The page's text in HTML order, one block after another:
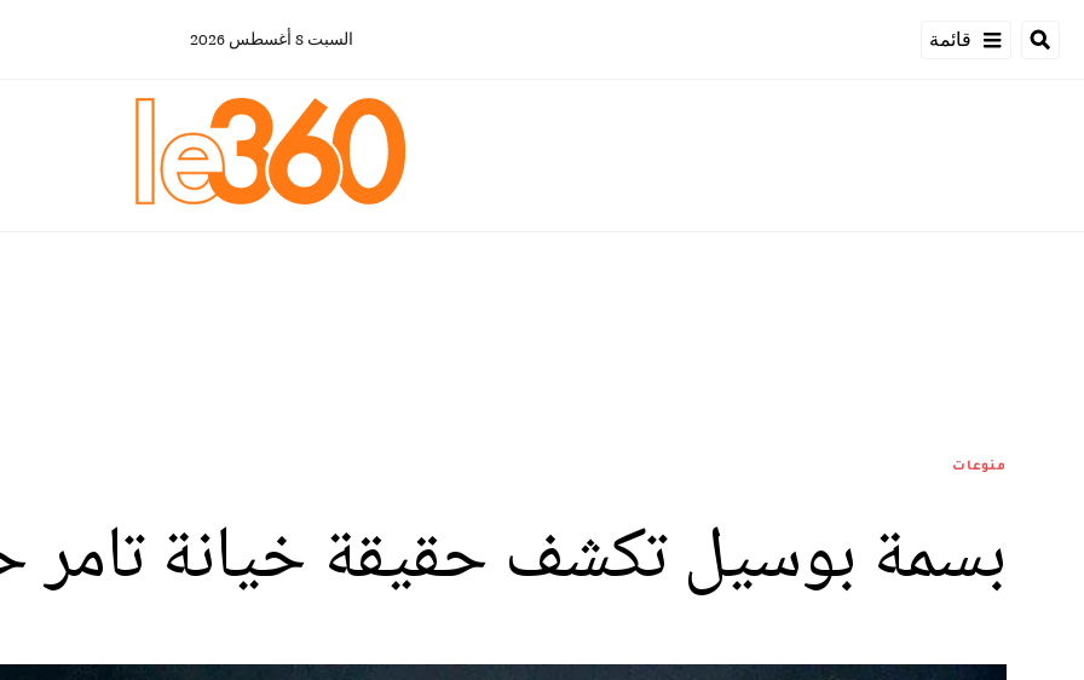
قائمة السبت 8 أغسطس 2026
منوعات
بسمة بوسيل تكشف حقيقة خيانة تامر